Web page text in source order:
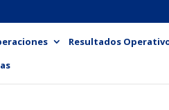
Resultados